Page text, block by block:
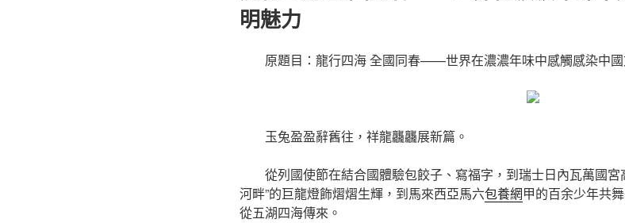
明魅力
原題目：龍行四海 全國同春——世界在濃濃年味中感觸感染中
玉兔盈盈辭舊往，祥龍龘龘展新篇。
從列國使節在結合國體驗包餃子、寫福字，到瑞士日內瓦萬國
河畔”的巨龍燈飾熠熠生輝，到馬來西亞馬六包養網甲的百余少年共
從五湖四海傳來。